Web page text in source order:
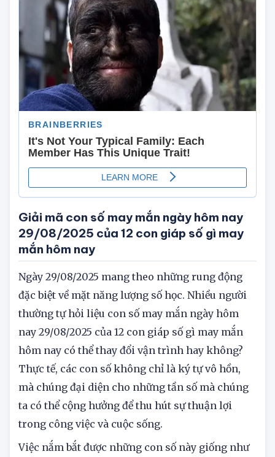
Giải mã con số may mắn ngày hôm nay
29/08/2025 của 12 con giáp số gì may
mắn hôm nay
Ngày 29/08/2025 mang theo những rung động
đặc biệt về mặt năng lượng số học. Nhiều người
thường tự hỏi liệu con số may mắn ngày hôm
nay 29/08/2025 của 12 con giáp số gì may mắn
hôm nay có thể thay đổi vận trình hay không?
Thực tế, các con số không chỉ là ký tự vô hồn,
mà chúng đại diện cho những tần số mà chúng
ta có thể cộng hưởng để thu hút sự thuận lợi
trong công việc và cuộc sống.
Việc nắm bắt được những con số này giống như